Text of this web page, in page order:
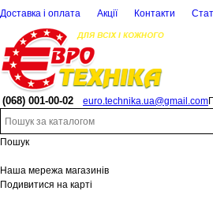
Доставка і оплата Акції Контакти
(068) 001-00-02 euro.technika.ua@gmail.com
Пошук
Наша мережа магазинів
Подивитися на карті